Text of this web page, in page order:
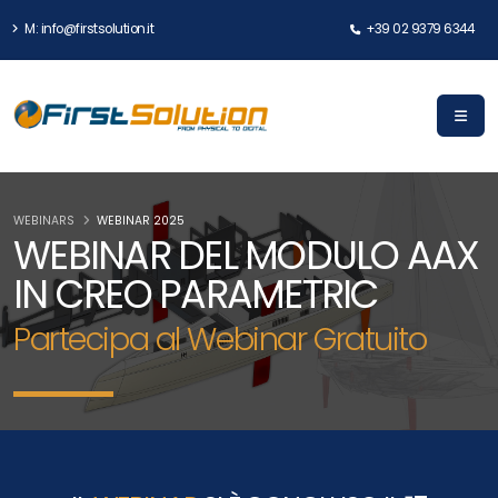
M: info@firstsolution.it +39 02 9379 6344
WEBINAR DEL MODULO AAX
IN CREO PARAMETRIC
Partecipa al Webinar Gratuito
WEBINARS WEBINAR 2025